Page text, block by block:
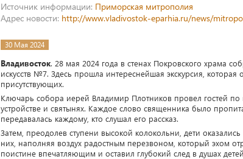
Источник информации: Приморская митрополия
Адрес новости: http://www.vladivostok-eparhia.ru/news/
30 Мая 2024
Владивосток. 28 мая 2024 года в стенах Покровского храма
искусств №7. Здесь прошла интереснейшая экскурсия, которая
присутствующих.
Ключарь собора иерей Владимир Плотников провел гостей по
устройстве и святынях. Каждое слово священника было
передавалась каждому, кто слушал его рассказ.
Затем, преодолев ступени высокой колокольни, дети
них, наполняя воздух радостным перезвоном, который эхом
поистине впечатляющим и оставил глубокий след в душах